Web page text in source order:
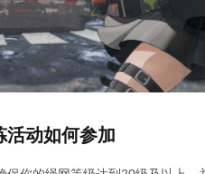
活动如何参加